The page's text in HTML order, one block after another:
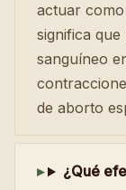
actuar
significa
sanguíneo
de aborto
¿Qué